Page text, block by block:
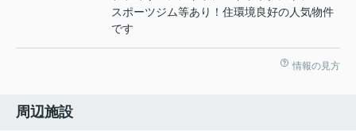
スポーツジム等あり！住環境良好の人気物件
です
情報の見方
周辺施設